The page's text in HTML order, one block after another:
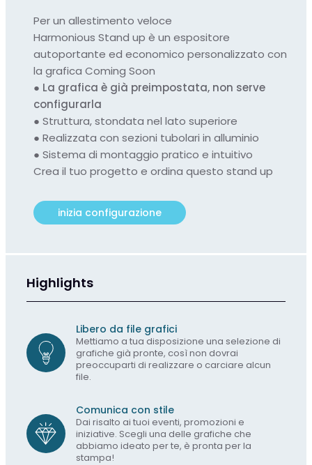
Per un allestimento veloce
Harmonious Stand up è un espositore
autoportante ed economico personalizzato con
la grafica Coming Soon
● La grafica è già preimpostata, non serve
configurarla
● Struttura, stondata nel lato superiore
● Realizzata con sezioni tubolari in alluminio
● Sistema di montaggio pratico e intuitivo
Crea il tuo progetto e ordina questo stand up
inizia configurazione
Highlights
Libero da file grafici
Mettiamo a tua disposizione una selezione di
grafiche già pronte, così non dovrai
preoccuparti di realizzare o carciare alcun
file.
Comunica con stile
Dai risalto ai tuoi eventi, promozioni e
iniziative. Scegli una delle grafiche che
abbiamo ideato per te, è pronta per la
stampa!